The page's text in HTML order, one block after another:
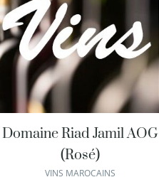
Domaine Riad Jamil AOG
(Rosé)
VINS MAROCAINS